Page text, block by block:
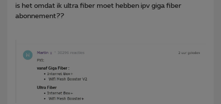
is het omdat ik ultra fiber moet hebben ipv giga fiber
abonnement??